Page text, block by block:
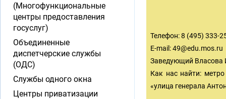
Телефон: 8 (495) 333-
E-mail:49@edu.mos.ru
Заведующий Власова
Как нас найти:
«улица генерала
(Многофункциональные
центры предоставления
госуслуг)
Объединенные
диспетчерские службы
(ОДС)
Службы одного окна
Центры приватизации